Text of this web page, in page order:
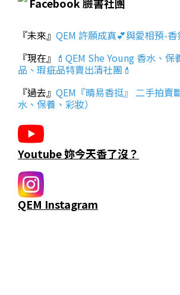
『未來』 QEM 許願成真💕與愛相預-
『現在』 💄QEM She Young 香水、
品、瑕疵品特賣出清社團💄
『過去』 QEM『晴易香挺』 二手拍賣
水、保養、彩妝）
Youtube 妳今天香了沒？
QEM Instagram